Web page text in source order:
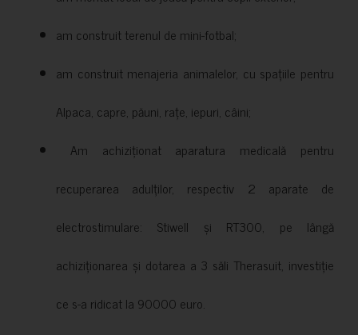
am construit terenul de mini-fotbal;
am construit menajeria animalelor, cu spațiile pentru
Alpaca, capre, păuni, rațe, iepuri, câini;
Am achiziționat aparatura medicală pentru
recuperarea adulților, respectiv 2 aparate de
electrostimulare: Stiwell și RT300, pe lângă
achiziționarea și dotarea a 3 săli Therasuit, investiție
ce s-a ridicat la 90000 euro.